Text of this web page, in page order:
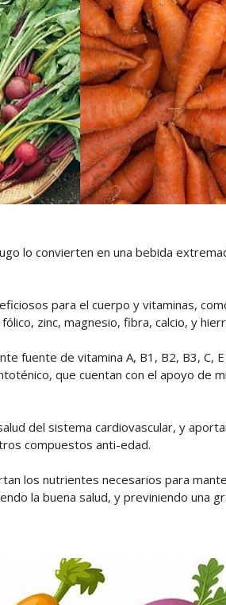
lo convierten en una bebida
para el cuerpo y vitaminas,
zinc, magnesio, fibra, calcio, y
fuente de vitamina A, B1, B2, B3, C, E
que cuentan con el apoyo de
del sistema cardiovascular, y
compuestos anti-edad.
los nutrientes necesarios para
la buena salud, y previniendo una